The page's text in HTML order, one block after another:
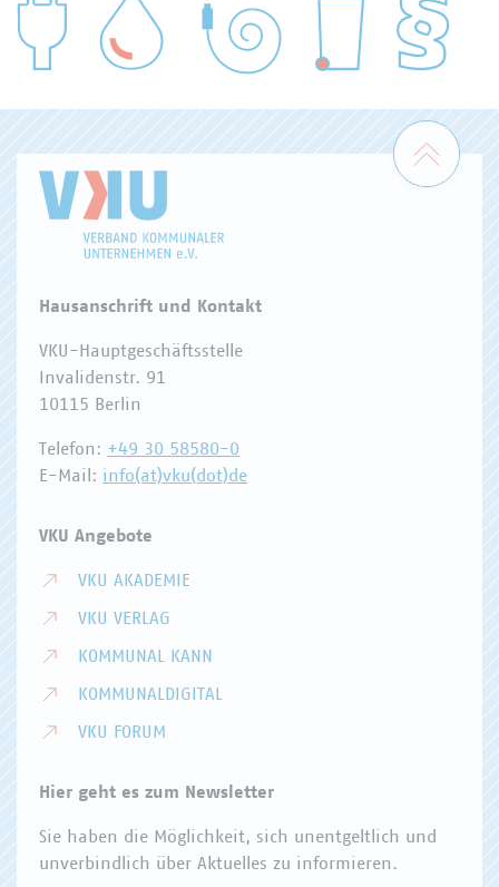
WASSER/ABWASSER
Zum
Hausanschrift und Kontakt
VKU-Hauptgeschäftsstelle
Invalidenstr. 91
10115 Berlin
Telefon: +49 30 58580-0
E-Mail: info(at)vku(dot)de
VKU Angebote
VKU AKADEMIE
VKU VERLAG
KOMMUNAL KANN
KOMMUNALDIGITAL
VKU FORUM
Hier geht es zum Newsletter
Sie haben die Möglichkeit, sich unentgeltlich und
unverbindlich über Aktuelles zu informieren.